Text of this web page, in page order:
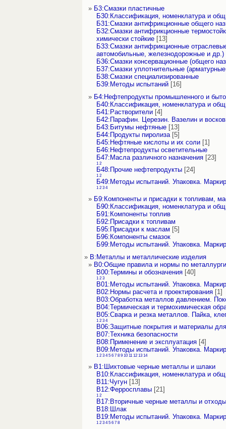
» Б3:Смазки пластичные
Б30:Классификация, номенклатура и
Б31:Смазки антифрикционные общего
Б32:Смазки антифрикционные
химически стойкие [13]
Б33:Смазки антифрикционные
автомобильные, железнодорожные и др.)
Б36:Смазки консервационные (общего
Б37:Смазки уплотнительные
Б38:Смазки специализированные
Б39:Методы испытаний [16]
» Б4:Нефтепродукты промышленного и
Б40:Классификация, номенклатура и
Б41:Растворители [4]
Б42:Парафин. Церезин. Вазелин и
Б43:Битумы нефтяные [13]
Б44:Продукты пиролиза[5]
Б45:Нефтяные кислоты и их соли [1]
Б46:Нефтепродукты осветительные
Б47:Масла различного назначения [23]
1 2
Б48:Прочие нефтепродукты [24]
1 2
Б49:Методы испытаний. Упаковка.
1 2 3 4
» Б9:Компоненты и присадки к топливам,
Б90:Классификация, номенклатура и
Б91:Компоненты топлив
Б92:Присадки к топливам
Б95:Присадки к маслам [5]
Б96:Компоненты смазок
Б99:Методы испытаний. Упаковка.
» В:Металлы и металлические изделия
» В0:Общие правила и нормы по
В00:Термины и обозначения [40]
1 2 3
В01:Методы испытаний. Упаковка.
В02:Нормы расчета и проектирования [1]
В03:Обработка металлов давлением.
В04:Термическая и термохимическая
В05:Сварка и резка металлов. Пайка,
1 2 3 4
В06:Защитные покрытия и материалы
В07:Техника безопасности
В08:Применение и эксплуатация [4]
В09:Методы испытаний. Упаковка.
1 2 3 4 5 6 7 8 9 10 11 12 13 14
» В1:Шихтовые черные металлы и шлаки
В10:Классификация, номенклатура и
В11:Чугун [13]
В12:Ферросплавы [21]
1 2
В17:Вторичные черные металлы и отходы
В18:Шлак
В19:Методы испытаний. Упаковка.
1 2 3 4 5 6 7 8